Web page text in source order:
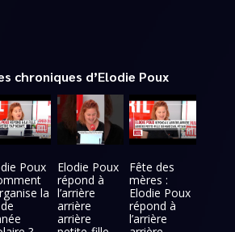
chroniques d’Elodie Poux
Poux
la
Elodie Poux
répond à
l’arrière
arrière
arrière
Fête des
mères :
Elodie Poux
répond à
l’arrière